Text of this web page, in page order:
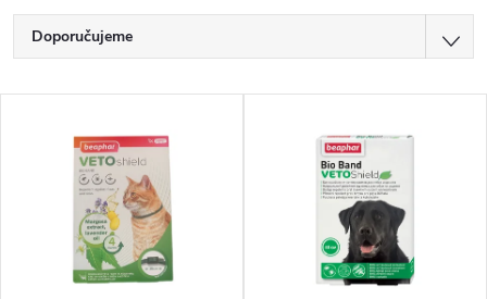
Ř
a
Doporučujeme
Nejprodávanější
Abecedně